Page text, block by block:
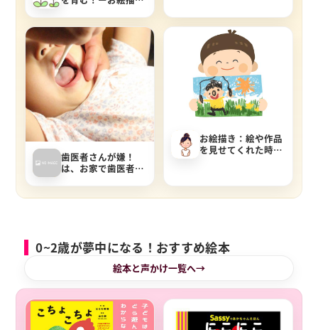
の素敵な声かけ術
歯医者さんが嫌！
は、お家で歯医者ご
お絵描き：絵や作品
を見せてくれた時に
0~2歳が夢中になる！おすすめ絵本
絵本と声かけ一覧へ